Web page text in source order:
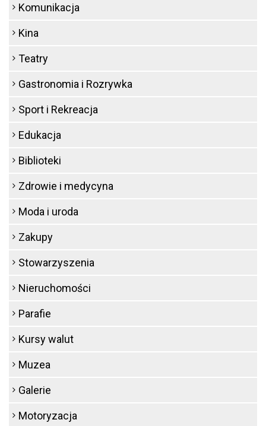
Komunikacja
Kina
Teatry
Gastronomia i Rozrywka
Sport i Rekreacja
Edukacja
Biblioteki
Zdrowie i medycyna
Moda i uroda
Zakupy
Stowarzyszenia
Nieruchomości
Parafie
Kursy walut
Muzea
Galerie
Motoryzacja